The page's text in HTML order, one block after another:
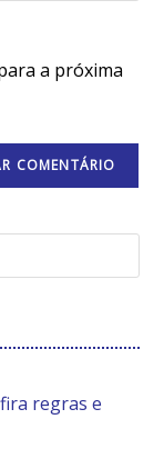
a próxima
regras e